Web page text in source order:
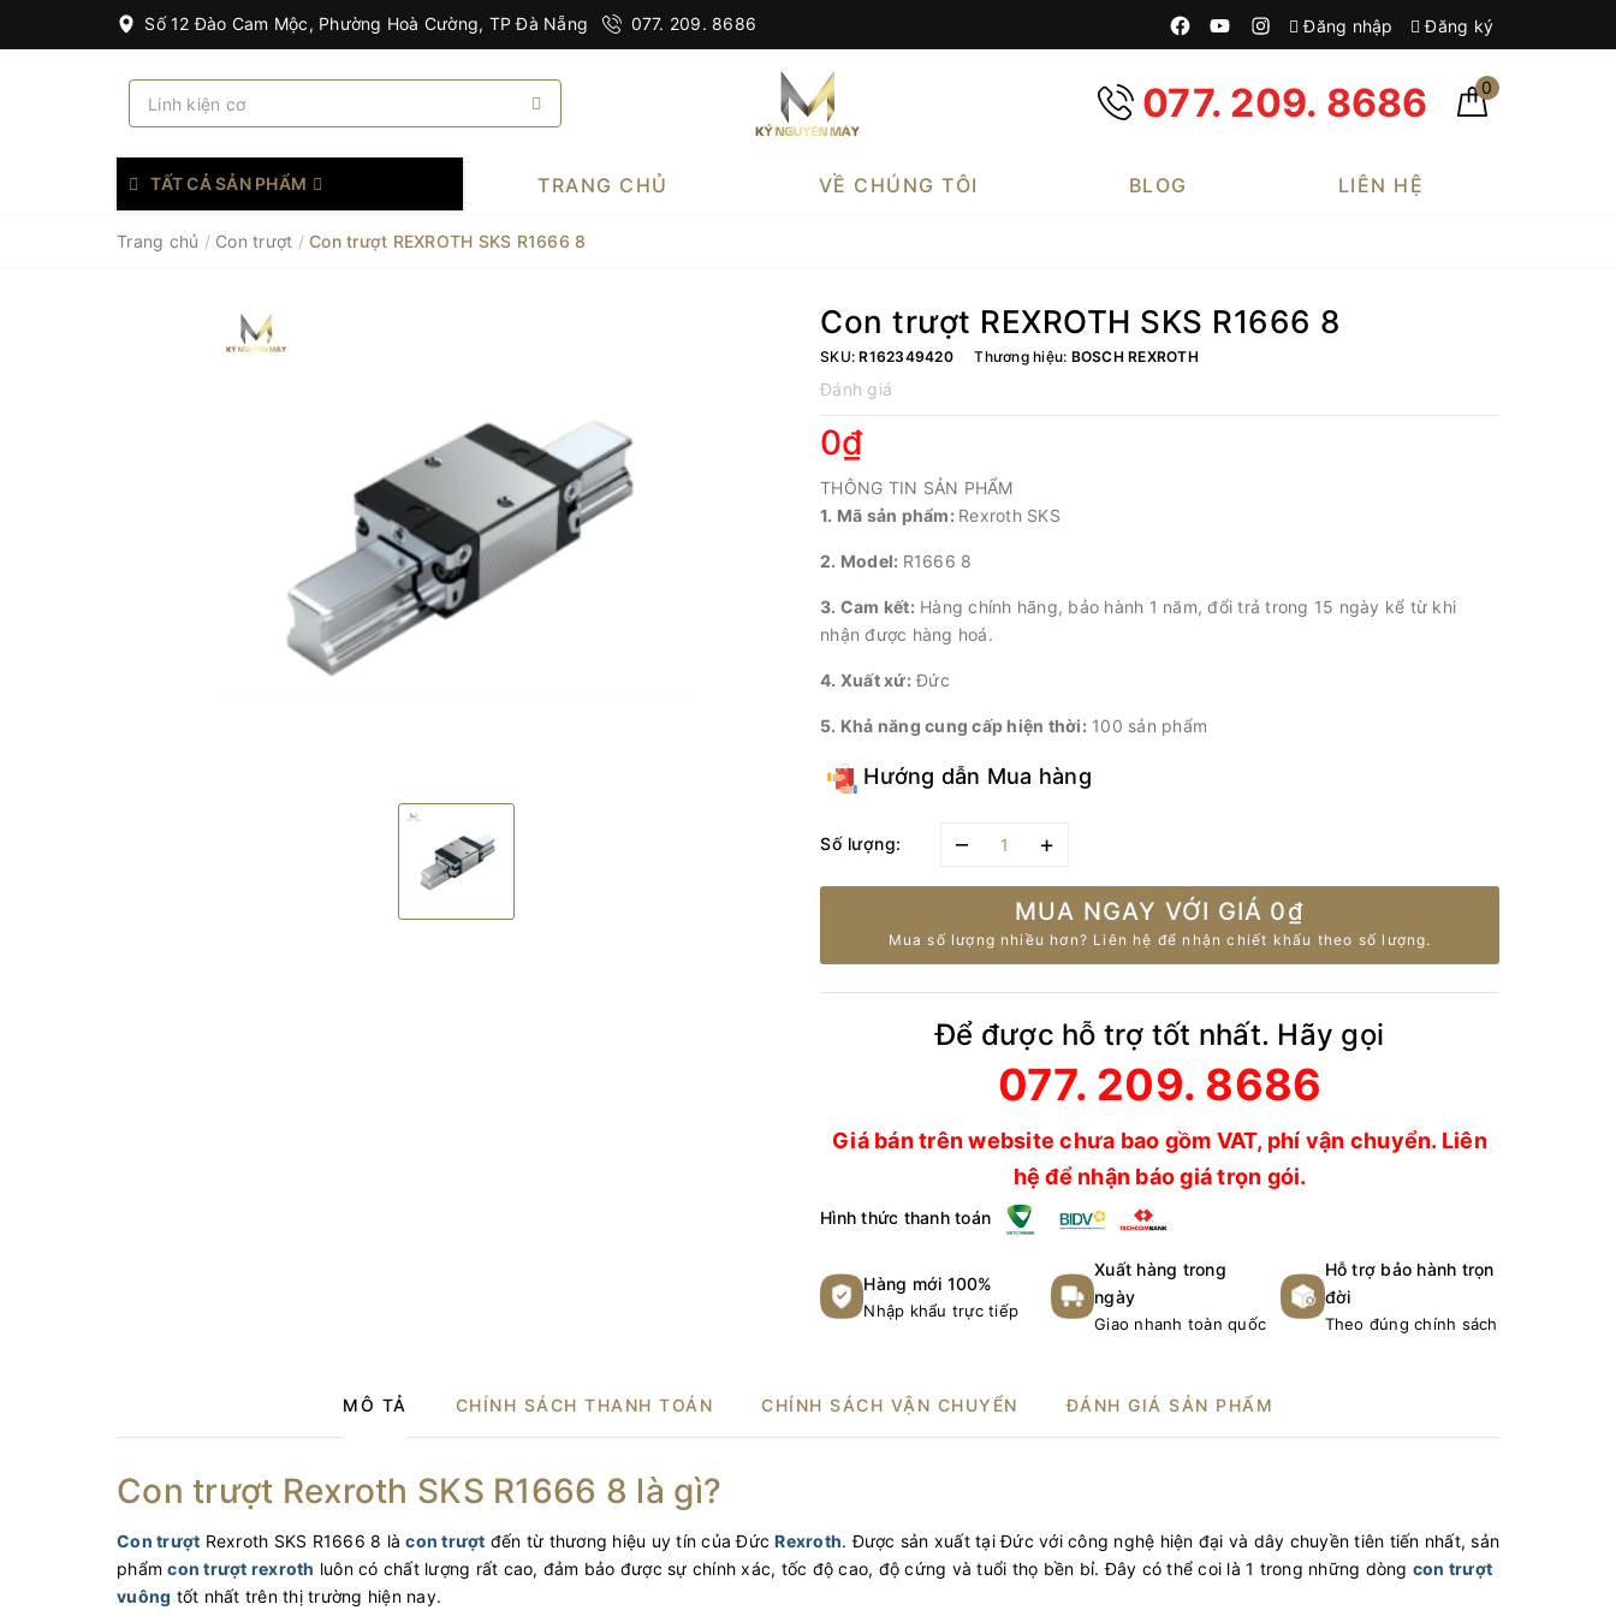
Số 12 Đào Cam Mộc, Phường Hoà Cường, TP Đà Nẵng 077. 209. 8686 Đăng nhập Đăng ký
077. 209. 8686 0
TẤT CẢ SẢN PHẨM TRANG CHỦ VỀ CHÚNG TÔI BLOG LIÊN HỆ
Trang chủ / Con trượt / Con trượt REXROTH SKS R1666 8
Con trượt REXROTH SKS R1666 8
SKU:R162349420 Thương hiệu: BOSCH REXROTH
Đánh giá
0₫
THÔNG TIN SẢN PHẨM
1. Mã sản phẩm: Rexroth SKS
2. Model: R1666 8
3. Cam kết: Hàng chính hãng, bảo hành 1 năm, đổi trả trong 15 ngày kể từ khi
nhận được hàng hoá.
4. Xuất xứ: Đức
5. Khả năng cung cấp hiện thời: 100 sản phẩm
Hướng dẫn Mua hàng
Số lượng: – +
MUA NGAY VỚI GIÁ 0₫
Mua số lượng nhiều hơn? Liên hệ để nhận chiết khấu theo số lượng.
Để được hỗ trợ tốt nhất. Hãy gọi
077. 209. 8686
Giá bán trên website chưa bao gồm VAT, phí vận chuyển. Liên
hệ để nhận báo giá trọn gói.
Hình thức thanh toán
Hàng mới 100%
Nhập khẩu trực tiếp
Xuất hàng trong
ngày
Giao nhanh toàn quốc
Hỗ trợ bảo hành trọn
đời
Theo đúng chính sách
MÔ TẢ CHÍNH SÁCH THANH TOÁN CHÍNH SÁCH VẬN CHUYỂN ĐÁNH GIÁ SẢN PHẨM
Con trượt Rexroth SKS R1666 8 là gì?
Con trượt Rexroth SKS R1666 8 làcon trượt đến từ thương hiệu uy tín của ĐứcRexroth. Được sản xuất tại Đức với công nghệ hiện đại và dây chuyền tiên tiến nhất, sản
phẩmcon trượt rexroth luôn có chất lượng rất cao, đảm bảo được sự chính xác, tốc độ cao, độ cứng và tuổi thọ bền bỉ. Đây có thể coi là 1 trong những dòng con trượt
vuông tốt nhất trên thị trường hiện nay.